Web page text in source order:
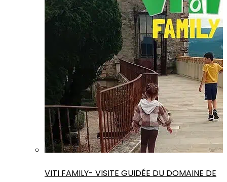
VITI FAMILY- VISITE GUIDÉE DU DOMAINE DE